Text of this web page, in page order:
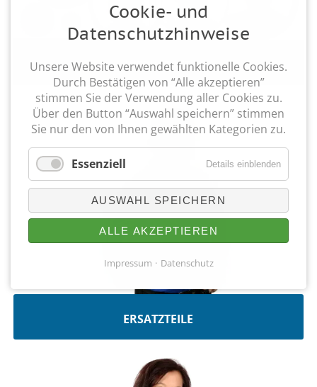
WERKSTATT
ERSATZTEILE
Cookie- und
Datenschutzhinweise
Unsere Website verwendet funktionelle Cookies.
Durch Bestätigen von “Alle akzeptieren”
stimmen Sie der Verwendung aller Cookies zu.
Über den Button “Auswahl speichern” stimmen
Sie nur den von Ihnen gewählten Kategorien zu.
Essenziell Details einblenden
AUSWAHL SPEICHERN
ALLE AKZEPTIEREN
Impressum Datenschutz